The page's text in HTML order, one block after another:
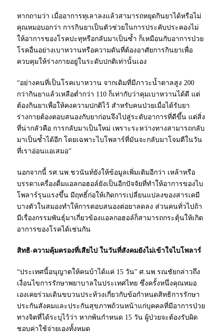
หากถามว่า เมื่ออาการทุเลาลงแล้วสามารถหยุดกินยาได้หรือไม่
คุณหมอบอกว่า การกินยาเป็นตัวช่วยในการประคับประคองไม่
ให้อาการของโรคปะทุหรือกลับมาเป็นซ้ำ ก็เหมือนกับอาการป่วย
โรคอื่นอย่างเบาหวานหรือความดันที่ต้องอาศัยการกินยาเพื่อ
ควบคุมให้ร่างกายอยู่ในระดับปกติเท่านั้นเอง
“อย่างคนที่เป็นโรคเบาหวาน จากเดิมที่มีภาวะน้ำตาลสูง 200
กว่ากินยาแล้วเหลือต่ำกว่า 110 ก็เท่ากับว่าคุมเบาหวานได้ดี แต่
ต้องกินยาเพื่อให้คงความปกติไว้ สำหรับคนป่วยเมื่อได้รับยา
ร่างกายต้องตอบสนองกับยาก่อนจึงไปสู่ระดับอาการที่ดีขึ้น แต่สิ่ง
ที่น่ากลัวคือ การกลับมาเป็นใหม่ เพราะระหว่างทางสามารถกลับ
มาเป็นซ้ำได้อีก โดยเฉพาะไบโพลาร์ที่มันจะกลับมาโจมตีในวัน
ที่เราอ่อนแอเสมอ”
นอกจากนี้ รศ.นพ.ชวนันท์ยังให้ข้อมูลเพิ่มเติมอีกว่า เหล้าหรือ
บรรดาเครื่องดื่มแอลกอฮอล์ยังเป็นอีกปัจจัยที่ทำให้อาการของไบ
โพลาร์รุนแรงขึ้น มีฤทธิ์ก่อให้เกิดการเปลี่ยนแปลงของสารเคมี
บางตัวในสมองทำให้การตอบสนองต่อยาลดลง ส่วนคนทั่วไปถ้า
มีเรื่องกรรมพันธุ์มาเกี่ยวข้องแอลกอฮอล์ก็สามารถกระตุ้นให้เกิด
อาการของโรคได้เช่นกัน
สิทธิ-ความคุ้มครองที่เสียไป ในวันที่สังคมยังไม่เข้าใจไบโพลาร์
“ประเทศนี้อนุญาตให้คนบ้าได้แค่ 15 วัน” ศ.นพ.รณชัยกล่าวถึง
เงื่อนไขการรักษาพยาบาลในประเทศไทย ซึ่งครั้งหนึ่งคุณหมอ
เองเคยร่วมเดินขบวนประท้วงเกี่ยวกับข้อกำหนดสิทธิการรักษา
ประกันสังคมและประกันสุขภาพถ้วนหน้าแก่บุคคลที่มีอาการป่วย
ทางจิตที่ได้ระบุไว้ว่า หากพ้นกำหนด 15 วัน ผู้ป่วยจะต้องรับผิด
ชอบค่าใช้จ่ายเองทั้งหมด